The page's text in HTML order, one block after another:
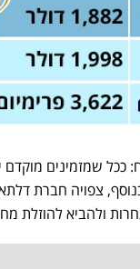
שמזמינים מוקדם
צפויה חברת
ולהביא להוזלת